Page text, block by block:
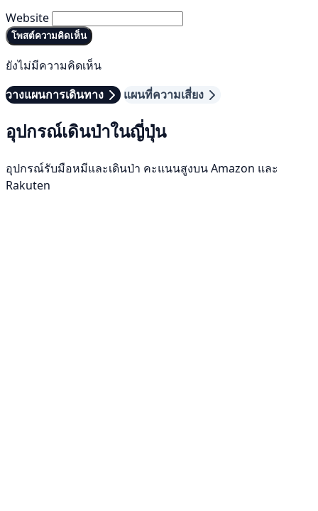
Website
โพสต์ความคิดเห็น
ยังไม่มีความคิดเห็น
วางแผนการเดินทาง
แผนที่ความเสี่ยง
อุปกรณ์เดินป่าในญี่ปุ่น
อุปกรณ์รับมือหมีและเดินป่า คะแนนสูงบน Amazon และ
Rakuten